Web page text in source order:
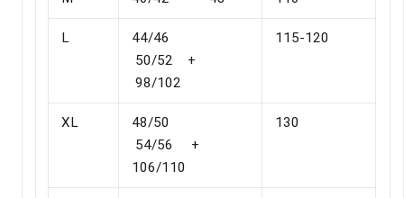
L
44/46
50/52 +
98/102
115-120
XL
48/50
54/56 +
106/110
130